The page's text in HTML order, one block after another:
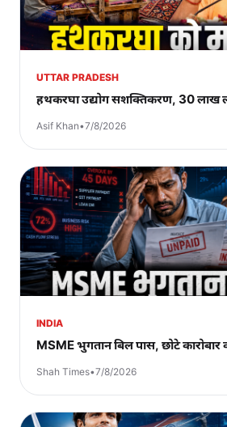
UTTAR PRADESH
हथकरघा उद्योग सशक्तिकरण, 30 लाख
Asif Khan•7/8/2026
INDIA
MSME भुगतान बिल पास, छोटे कारोबार
Shah Times•7/8/2026